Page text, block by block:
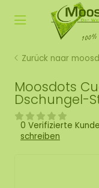
Zurück naar
Moosdots
Dschungel-
0 Verifizierte
schreiben